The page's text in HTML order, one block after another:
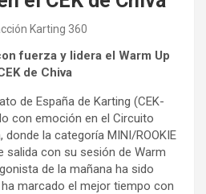
Karting 360
fuerza y lidera el Warm Up
de Chiva
de España de Karting (CEK-
con emoción en el Circuito
donde la categoría MINI/ROOKIE
salida con su sesión de Warm
de la mañana ha sido
marcado el mejor tiempo con